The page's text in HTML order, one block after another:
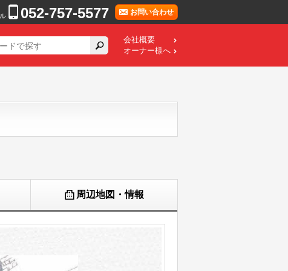
052-757-5577 お問い合わせ
会社概要
オーナー様へ
周辺地図・情報